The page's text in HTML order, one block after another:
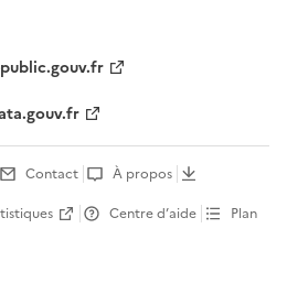
Contact
À propos
Centre d’aide
Plan